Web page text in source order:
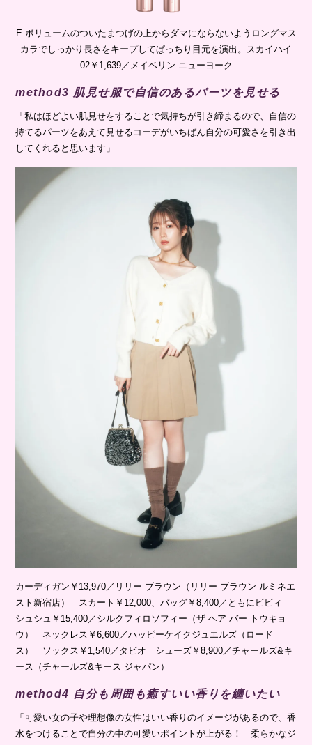
E ボリュームのついたまつげの上からダマにならないようロングマス
カラでしっかり長さをキープしてぱっちり目元を演出。スカイハイ
02￥1,639／メイベリン ニューヨーク
method3 肌見せ服で自信のあるパーツを見せる
「私はほどよい肌見せをすることで気持ちが引き締まるので、自信の
持てるパーツをあえて見せるコーデがいちばん自分の可愛さを引き出
してくれると思います」
カーディガン￥13,970／リリー ブラウン（リリー ブラウン ルミネエ
スト新宿店） スカート￥12,000、バッグ￥8,400／ともにビビィ
シュシュ￥15,400／シルクフィロソフィー（ザ ヘア バー トウキョ
ウ） ネックレス￥6,600／ハッピーケイクジュエルズ（ロード
ス） ソックス￥1,540／タビオ シューズ￥8,900／チャールズ&キ
ース（チャールズ&キース ジャパン）
method4 自分も周囲も癒すいい香りを纏いたい
「可愛い女の子や理想像の女性はいい香りのイメージがあるので、香
水をつけることで自分の中の可愛いポイントが上がる！ 柔らかなジ